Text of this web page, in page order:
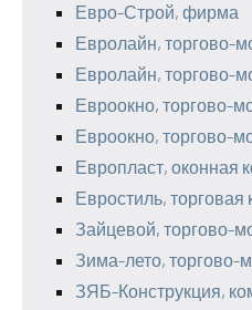
Евро-Строй, фирма
Евролайн, торгово-
Евролайн, торгово-
Евроокно, торгово-
Евроокно, торгово-
Европласт, оконная
Евростиль, торговая
Зайцевой, торгово-
Зима-лето, торгово-
ЗЯБ-Конструкция,